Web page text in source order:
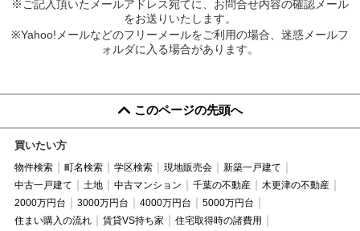
※ご記入頂いたメールアドレス宛てに、お問合せ内容の確認メール
をお送りいたします。
※Yahoo!メールなどのフリーメールをご利用の場合、迷惑メールフ
ォルダに入る場合があります。
このページの先頭へ
買いたい方
物件検索 町名検索 学区検索 現地販売会
新築一戸建て
中古一戸建て
土地 中古マンション 千葉の不動産
木更津の不動産
2000万円台
3000万円台 4000万円台
5000万円台
住まい購入の流れ
賃貸VS持ち家
住宅取得時の諸費用